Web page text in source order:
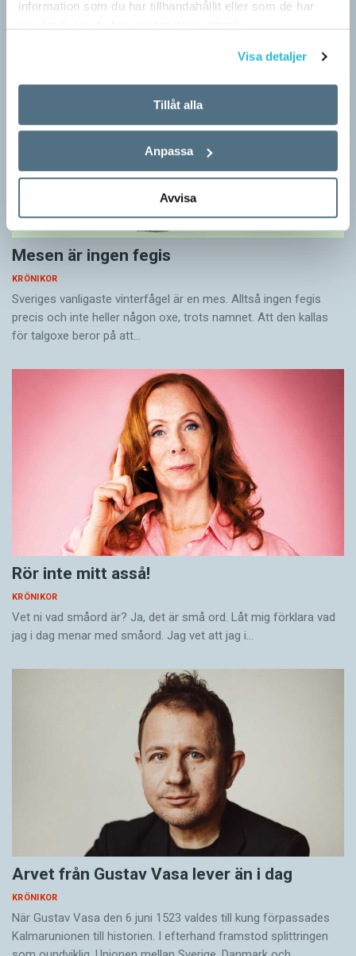
information som du har tillhandahållit eller som de har
Visa detaljer
Tillåt alla
Anpassa
Avvisa
Mesen är ingen fegis
KRÖNIKOR
Sveriges vanligaste vinterfågel är en mes. Alltså ingen fegis
precis och inte heller någon oxe, trots namnet. Att den kallas
för talgoxe beror på att…
Rör inte mitt asså!
KRÖNIKOR
Vet ni vad småord är? Ja, det är små ord. Låt mig förklara vad
jag i dag menar med småord. Jag vet att jag i…
Arvet från Gustav Vasa lever än i dag
KRÖNIKOR
När Gustav Vasa den 6 juni 1523 ­valdes till kung förpassades
Kalmar­unionen till historien. I efterhand framstod splittringen